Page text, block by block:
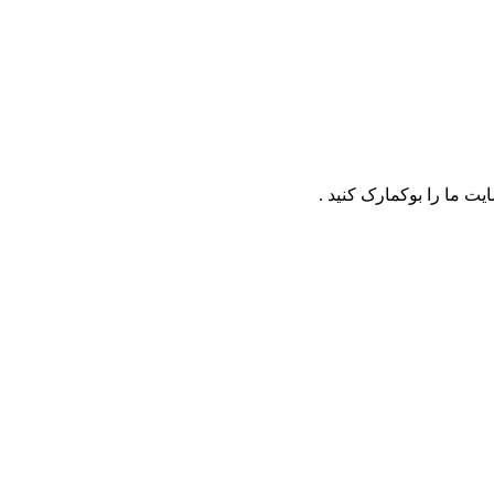
ما را بوکمارک کنید .